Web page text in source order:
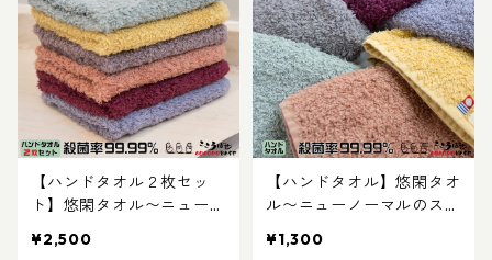
【ハンドタオル２枚セッ
ト】悠閑タオル〜ニューノ
渋染めで日本の彩り、抗菌
¥2,500
【ハンドタオル】悠閑タオ
ル〜ニューノーマルのスタ
の彩り、抗菌活性値５のナ
¥1,300